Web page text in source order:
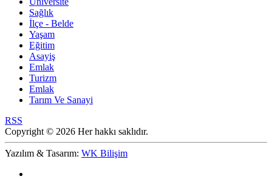
Sağlık
İlçe - Belde
Yaşam
Eğitim
Asayiş
Emlak
Turizm
Emlak
Tarım Ve Sanayi
RSS
Copyright © 2026 Her hakkı saklıdır.
Yazılım & Tasarım: WK Bilişim